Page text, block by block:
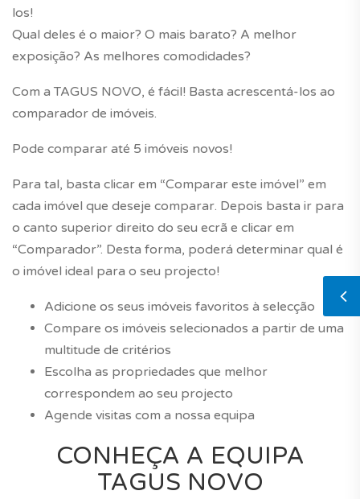
los!
Qual deles é o maior? O mais barato? A melhor
exposição? As melhores comodidades?
Com a TAGUS NOVO, é fácil! Basta acrescentá-los ao
comparador de imóveis.
Pode comparar até 5 imóveis novos!
Para tal, basta clicar em “Comparar este imóvel” em
cada imóvel que deseje comparar. Depois basta ir para
o canto superior direito do seu ecrã e clicar em
“Comparador”. Desta forma, poderá determinar qual é
o imóvel ideal para o seu projecto!
Adicione os seus imóveis favoritos à selecção
Compare os imóveis selecionados a partir de uma
multitude de critérios
Escolha as propriedades que melhor
correspondem ao seu projecto
Agende visitas com a nossa equipa
CONHEÇA A EQUIPA
TAGUS NOVO